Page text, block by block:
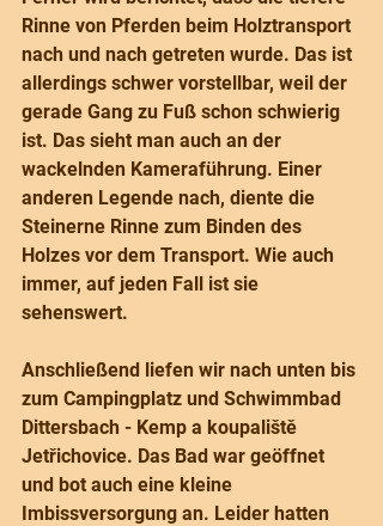
Rinne von Pferden beim Holztransport
nach und nach getreten wurde. Das ist
allerdings schwer vorstellbar, weil der
gerade Gang zu Fuß schon schwierig
ist. Das sieht man auch an der
wackelnden Kameraführung. Einer
anderen Legende nach, diente die
Steinerne Rinne zum Binden des
Holzes vor dem Transport. Wie auch
immer, auf jeden Fall ist sie
sehenswert.
Anschließend liefen wir nach unten bis
zum Campingplatz und Schwimmbad
Dittersbach - Kemp a koupaliště
Jetřichovice. Das Bad war geöffnet
und bot auch eine kleine
Imbissversorgung an. Leider hatten